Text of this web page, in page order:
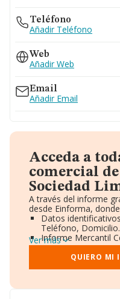
Teléfono
Añadir Teléfono
Web
Añadir Web
Email
Añadir Email
Acceda a
comercial
Sociedad
A través del informe
desde Einforma,
Datos
Teléfono, Domicilio.
Informe Mercantil
Gráficos de
Consejo de
Directivos y
Ver más
QUIERO MI